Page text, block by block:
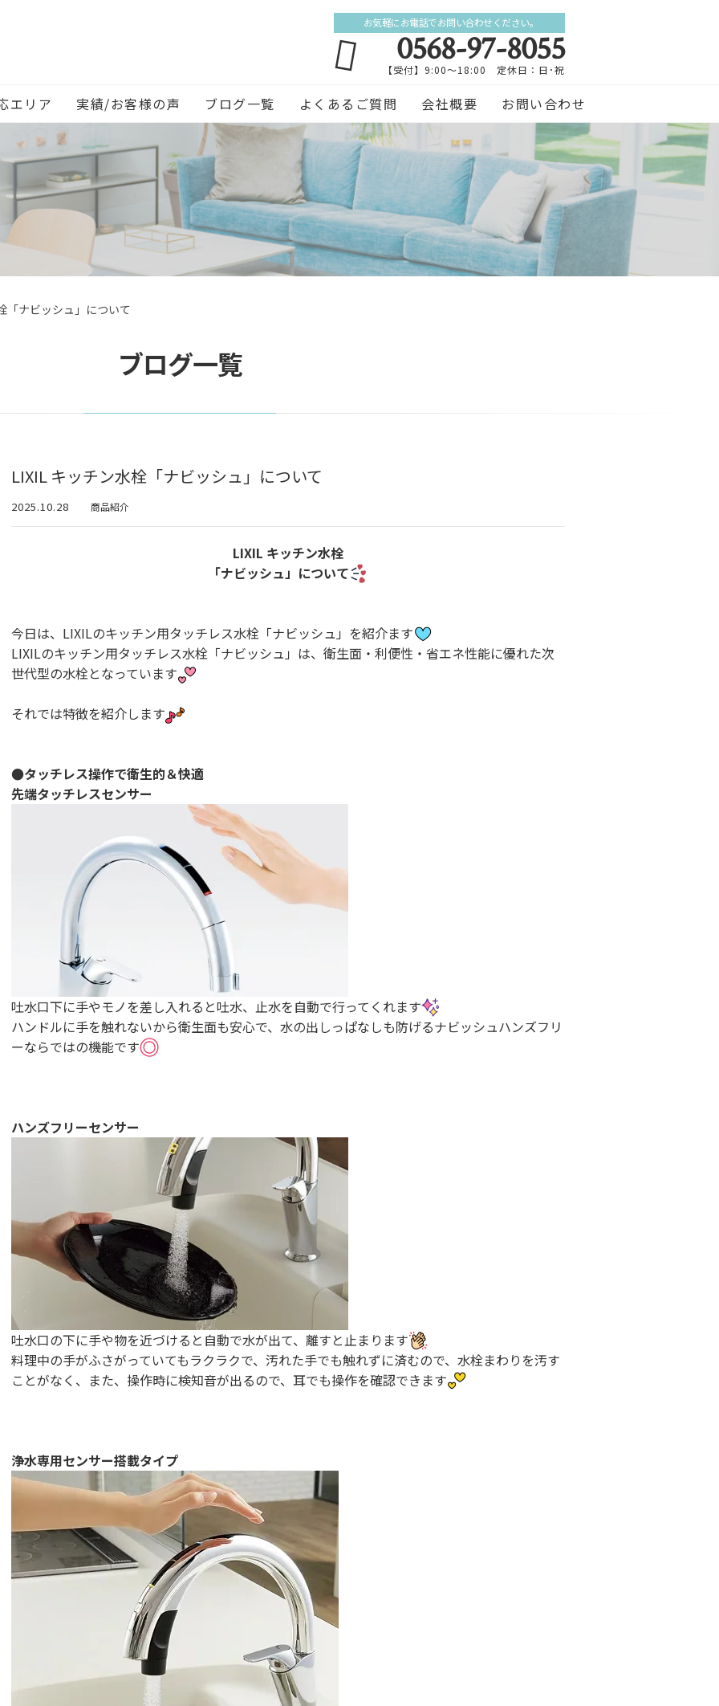
お気軽にお電話でお問い合わせください。
0568-97-8055
【受付】9:00～18:00 定休日：日･祝
エリア 実績/お客様の声 ブログ一覧 よくあるご質問 会社概要 お問い合わせ
「ナビッシュ」について
ブログ一覧
LIXIL キッチン水栓「ナビッシュ」について
2025.10.28 商品紹介
LIXIL キッチン水栓
「ナビッシュ」について
今日は、LIXILのキッチン用タッチレス水栓「ナビッシュ」を紹介ます
LIXILのキッチン用タッチレス水栓「ナビッシュ」は、衛生面・利便性・省エネ性能に優れた次
世代型の水栓となっています
それでは特徴を紹介します
●タッチレス操作で衛生的＆快適
先端タッチレスセンサー
吐水口下に手やモノを差し入れると吐水、止水を自動で行ってくれます
ハンドルに手を触れないから衛生面も安心で、水の出しっぱなしも防げるナビッシュハンズフリ
ーならではの機能です
ハンズフリーセンサー
吐水口の下に手や物を近づけると自動で水が出て、離すと止まります
料理中の手がふさがっていてもラクラクで、汚れた手でも触れずに済むので、水栓まわりを汚す
ことがなく、また、操作時に検知音が出るので、耳でも操作を確認できます
浄水専用センサー搭載タイプ